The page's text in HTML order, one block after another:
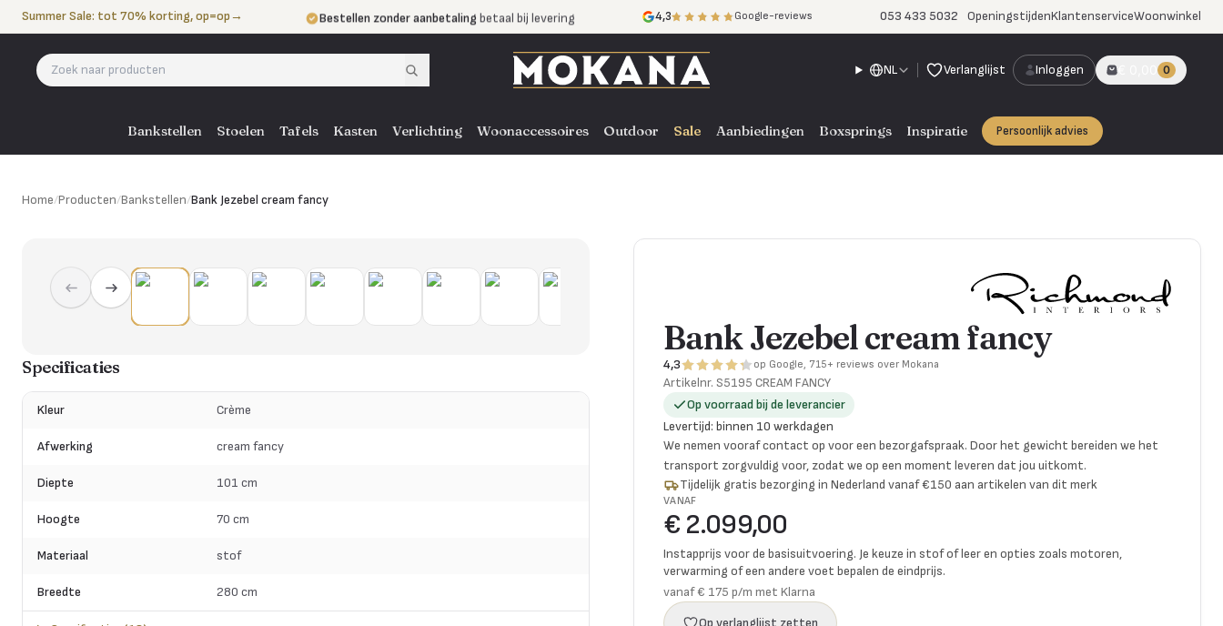
Naar de inhoud
Summer Sale: tot 70% korting, op=op→ Bestellen zonder aanbetaling betaal bij levering
Eigen bezorgdienst door heel NL, BE en DE
4,3 Google-reviews 053 433 5032 OpeningstijdenKlantenserviceWoonwinkel
NL Verlanglijst Inloggen € 0,00 0
Bankstellen Stoelen Tafels Kasten Verlichting Woonaccessoires Outdoor Sale Aanbiedingen Boxsprings Inspiratie Persoonlijk advies
Home/Producten/Bankstellen/Bank Jezebel cream fancy
Specificaties
Kleur Crème
Afwerking cream fancy
Diepte 101 cm
Hoogte 70 cm
Materiaal stof
Breedte 280 cm
Bank Jezebel cream fancy
4,3 op Google, 715+ reviews over Mokana
Artikelnr. S5195 CREAM FANCY
Op voorraad bij de leverancier
Levertijd: binnen 10 werkdagen
We nemen vooraf contact op voor een bezorgafspraak. Door het gewicht bereiden we het
transport zorgvuldig voor, zodat we op een moment leveren dat jou uitkomt.
Tijdelijk gratis bezorging in Nederland vanaf €150 aan artikelen van dit merk
VANAF
€ 2.099,00
Instapprijs voor de basisuitvoering. Je keuze in stof of leer en opties zoals motoren,
verwarming of een andere voet bepalen de eindprijs.
vanaf € 175 p/m met Klarna
Op verlanglijst zetten